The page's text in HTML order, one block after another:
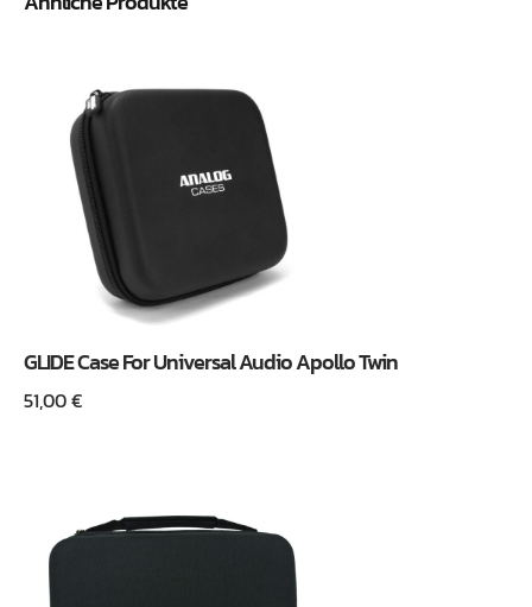
GLIDE Case For Universal Audio Apollo Twin
51,00€